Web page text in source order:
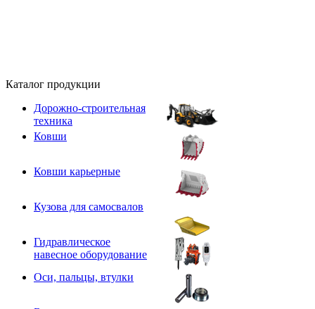
Каталог продукции
Дорожно-строительная
техника
Ковши
Ковши карьерные
Кузова для самосвалов
Гидравлическое
навесное оборудование
Оси, пальцы, втулки